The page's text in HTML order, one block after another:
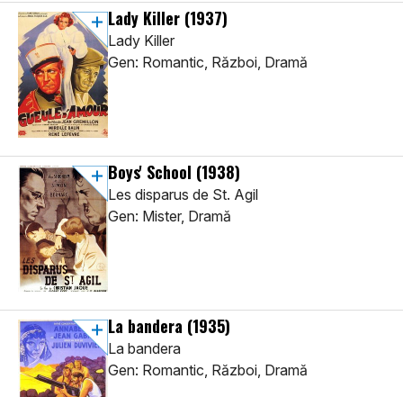
Lady Killer (1937)
Lady Killer
Gen: Romantic, Război, Dramă
Boys' School (1938)
Les disparus de St. Agil
Gen: Mister, Dramă
La bandera (1935)
La bandera
Gen: Romantic, Război, Dramă